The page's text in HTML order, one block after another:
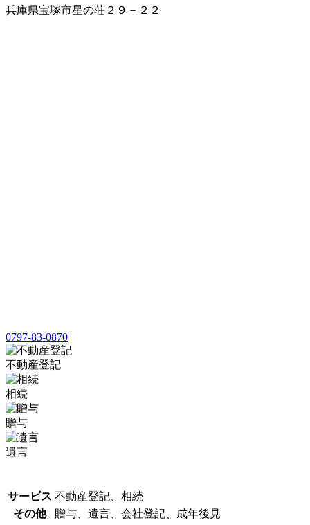
兵庫県宝塚市星の荘２９－２２
0797-83-0870
不動産登記
相続
贈与
遺言
サービス 不動産登記、相続
その他
贈与、遺言、会社登記、成年後見